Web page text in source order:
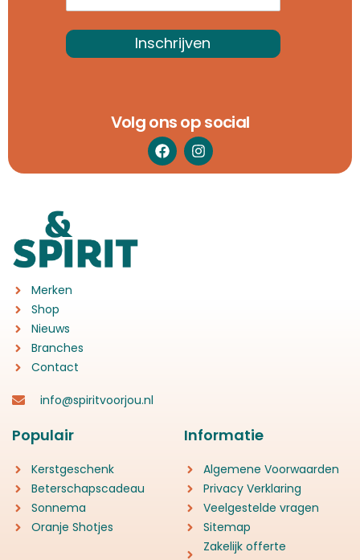
Inschrijven
Volg ons op social
Merken
Shop
Nieuws
Branches
Contact
info@spiritvoorjou.nl
Populair
Kerstgeschenk
Beterschapscadeau
Sonnema
Oranje Shotjes
Informatie
Algemene Voorwaarden
Privacy Verklaring
Veelgestelde vragen
Sitemap
Zakelijk offerte